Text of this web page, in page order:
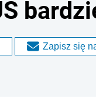
Zapisz się